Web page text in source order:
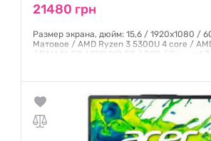
21480 грн
Размер экрана, дюйм: 15,6 / 1920x1080 /
Матовое / AMD Ryzen 3 5300U 4 core /
/ RAM 16 GB / SSD 512 GB / DOS / Вес,